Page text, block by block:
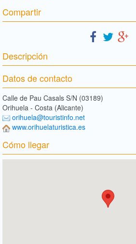
Compartir
Descripción
Datos de contacto
Calle de Pau Casals S/N (03189)
Orihuela - Costa (Alicante)
orihuela@touristinfo.net
www.orihuelaturistica.es
Cómo llegar